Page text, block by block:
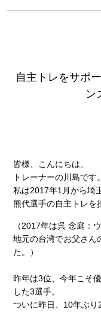
自主トレをサポ
ン
皆様、こんにちは。
トレーナーの川島です。
私は2017年1月から埼
熊代選手の自主トレを
（2017年は呉 念庭：
地元の台湾でお父さん
た。）
昨年は3位、今年こそ
した3選手。
ついに昨日、10年ぶ